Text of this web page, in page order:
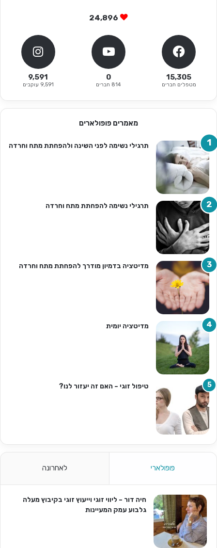
24,896
15,305
מטפלים חברים
0
814 חברים
9,591
9,591 עוקבים
מאמרים פופולארים
תרגילי נשימה לפני השינה ולהפחתת מתח וחרדה
תרגילי נשימה להפחתת מתח וחרדה
מדיטציה בדמיון מודרך להפחתת מתח וחרדה
מדיטציה יומית
טיפול זוגי – האם זה יעזור לנו?
פופולארי לאחרונה
חיה דור – ליווי זוגי וייעוץ זוגי בקיבוץ מעלה
גלבוע עמק המעיינות